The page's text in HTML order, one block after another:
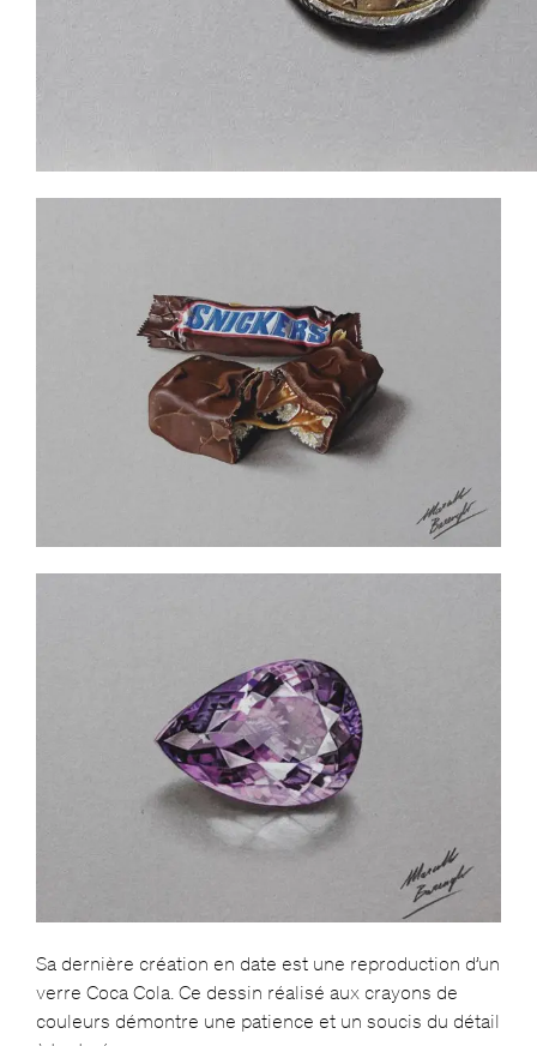
Sa dernière création en date est une reproduction d’un
verre Coca Cola. Ce dessin réalisé aux crayons de
couleurs démontre une patience et un soucis du détail